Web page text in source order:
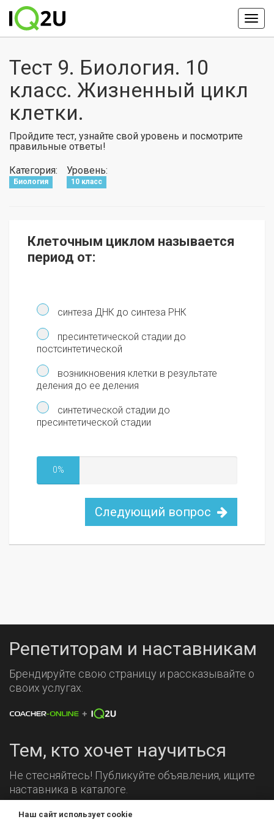
Тест 9. Биология. 10
класс. Жизненный цикл
клетки.
Пройдите тест, узнайте свой уровень и посмотрите
правильные ответы!
Категория:
Биология
Уровень:
10 класс
Клеточным циклом называется
период от:
синтеза ДНК до синтеза РНК
пресинтетической стадии до
постсинтетической
возникновения клетки в результате
деления до ее деления
синтетической стадии до
пресинтетической стадии
0%
Следующий вопрос
Репетиторам и наставникам
Брендируйте свою страницу и рассказывайте о
своих услугах.
Тем, кто хочет научиться
Не стесняйтесь! Публикуйте объявления, ищите
наставника в каталоге.
Наш сайт использует cookie